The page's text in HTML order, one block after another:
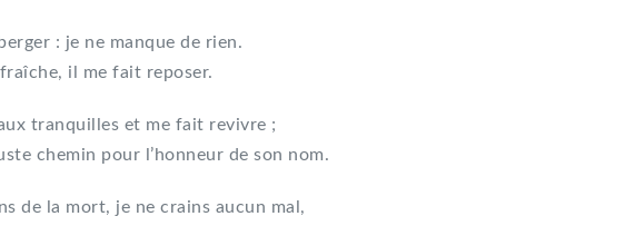
: je ne manque de rien.
il me fait reposer.
tranquilles et me fait revivre ;
chemin pour l’honneur de son nom.
de la mort, je ne crains aucun mal,